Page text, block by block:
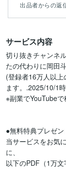
出品者からの返
サービス内容
切り抜きチャンネ
たの代わりに岡田
(登録者16万人以
ます。.2025/10/1
※副業でYouTubeで
●無料特典プレゼン
当サービスをお気
に、
以下のPDF（1万文